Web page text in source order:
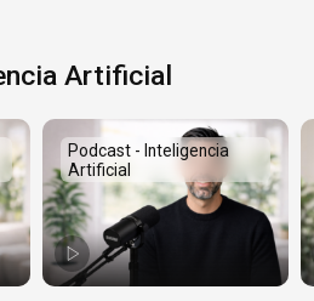
Artificial
Podcast - Inteligencia
Artificial